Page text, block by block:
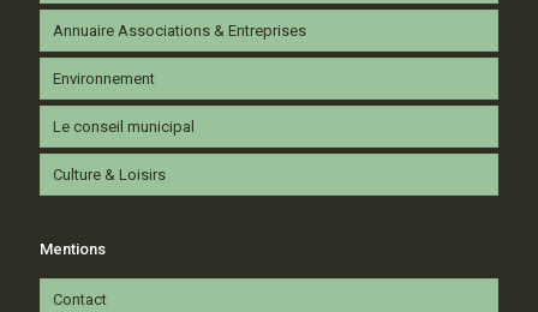
Annuaire Associations & Entreprises
Environnement
Le conseil municipal
Culture & Loisirs
Mentions
Contact